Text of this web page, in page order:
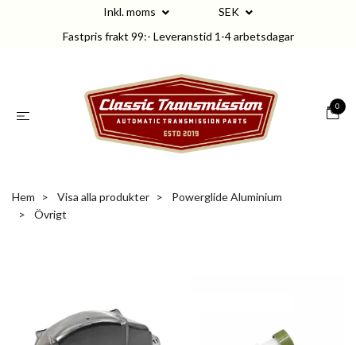
Inkl. moms
SEK
Fastpris frakt 99:- Leveranstid 1-4 arbetsdagar
0
Hem Visa alla produkter
Powerglide Aluminium
Övrigt